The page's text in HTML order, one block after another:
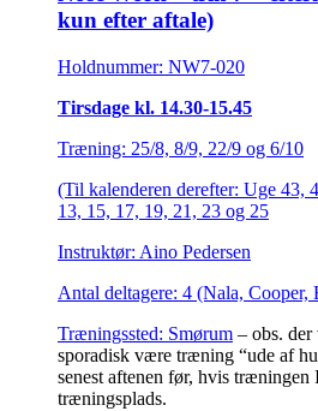
kun efter aftale)
Holdnummer: NW7-020
Tirsdage kl. 14.30-15.45
Træning: 25/8, 8/9, 22/9 og 6/10
(Til kalenderen derefter: Uge 43,
13, 15, 17, 19, 21, 23 og 25
Instruktør: Aino Pedersen
Antal deltagere: 4 (Nala, Cooper,
Træningssted: Smørum – obs. der
sporadisk være træning “ude af
senest aftenen før, hvis
træningsplads.